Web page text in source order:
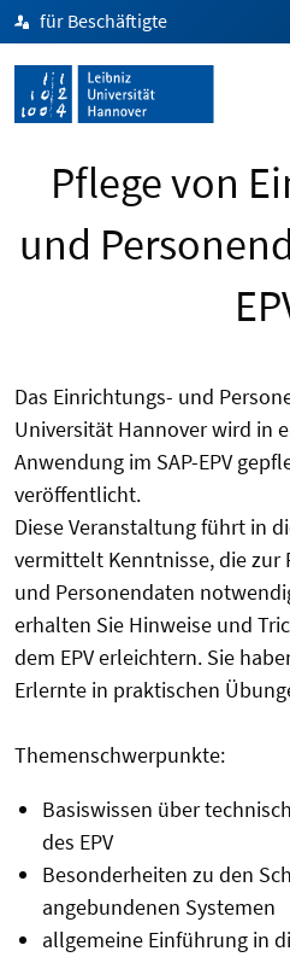
für Beschäftigte
Pflege von
und
Das Einrichtungs- und
Universität Hannover wird in
Anwendung im SAP-EPV
veröffentlicht.
Diese Veranstaltung führt in
vermittelt Kenntnisse, die zur
und Personendaten
erhalten Sie Hinweise und
dem EPV erleichtern. Sie
Erlernte in praktischen
Themenschwerpunkte:
Basiswissen über
des EPV
Besonderheiten zu den
angebundenen Systemen
allgemeine Einführung in